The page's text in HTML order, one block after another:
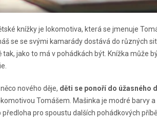
knížky je lokomotiva, která se jmenuje
se se svými kamarády dostává do různých
jako to má v pohádkách být. Knížka může
nového děje, děti se ponoří do úžasného
Tomášem. Mašinka je modré barvy a
předloha pro spoustu dalších pohádkových